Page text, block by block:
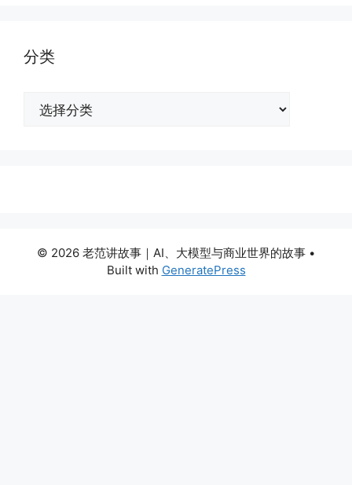
分类
© 2026 老范讲故事｜AI、大模型与商业世界的故事 •
Built with GeneratePress